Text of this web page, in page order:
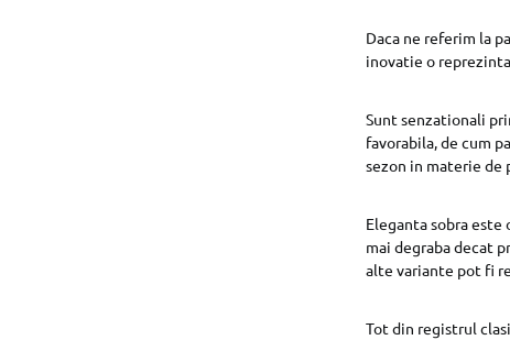
Daca ne referim la
inovatie o
Sunt senzationali
favorabila, de cum
sezon in materie
Eleganta sobra este
mai degraba decat
alte variante pot fi
Tot din registrul